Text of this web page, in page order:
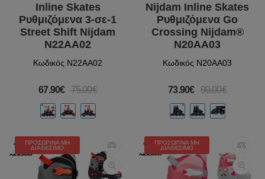
Inline Skates
Ρυθμιζόμενα 3-σε-1
Street Shift Nijdam
N22AA02
Κωδικός N22AA02
67.90€ 75.00€
Nijdam Inline Skates
Ρυθμιζόμενα Go
Crossing Nijdam®
N20AA03
Κωδικός N20AA03
73.90€ 90.00€
ΠΡΟΣΩΡΙΝΆ ΜΗ
ΔΙΑΘΈΣΙΜΟ
ΠΡΟΣΩΡΙΝΆ ΜΗ
ΔΙΑΘΈΣΙΜΟ